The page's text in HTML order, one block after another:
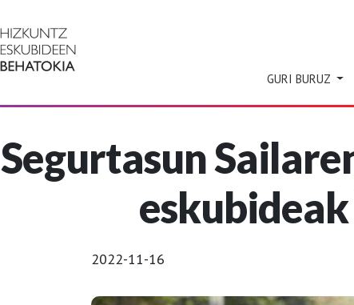
GURI BURUZ
Segurtasun
2022-11-16